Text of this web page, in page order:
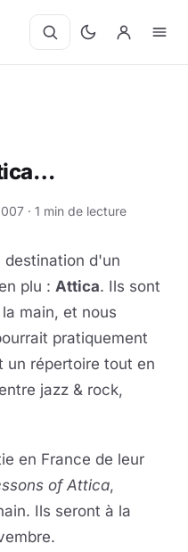
· 1 min de lecture
d'un
plu : Attica. Ils sont
main, et nous
pratiquement
un répertoire tout en
jazz & rock,
en France de leur
of Attica,
Ils seront à la